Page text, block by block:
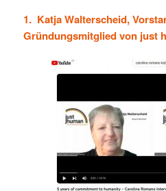
1. Katja Walterscheid,
Gründungsmitglied von just